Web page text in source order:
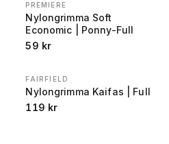
PREMIERE
Nylongrimma Soft
Economic | Ponny-Full
59 kr
FAIRFIELD
Nylongrimma Kaifas | Full
119 kr